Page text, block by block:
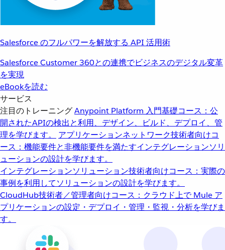
Salesforce のフルパワーを解放する API 活用術
Salesforce Customer 360との連携でビジネスのデジタル変革
を実現
eBookを読む
サービス
注目のトレーニングAnypoint Platform 入門基礎コース：公
開されたAPIの検出と利用、デザイン、ビルド、デプロイ、管
理を学びます。
アプリケーションネットワーク技術者向けコ
ース：機能要件と非機能要件を満たすインテグレーションソリ
ューションの設計を学びます。
インテグレーションソリューション技術者向けコース：実際の
事例を利用してソリューションの設計を学びます。
CloudHub技術者／管理者向けコース：クラウド上で Mule ア
プリケーションの設定・デプロイ・管理・監視・分析を学びま
す。